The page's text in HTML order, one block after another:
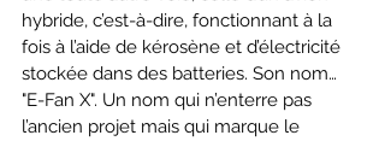
hybride, c’est-à-dire, fonctionnant à la
fois à l’aide de kérosène et d’électricité
stockée dans des batteries. Son nom…
"E-Fan X". Un nom qui n’enterre pas
l’ancien projet mais qui marque le